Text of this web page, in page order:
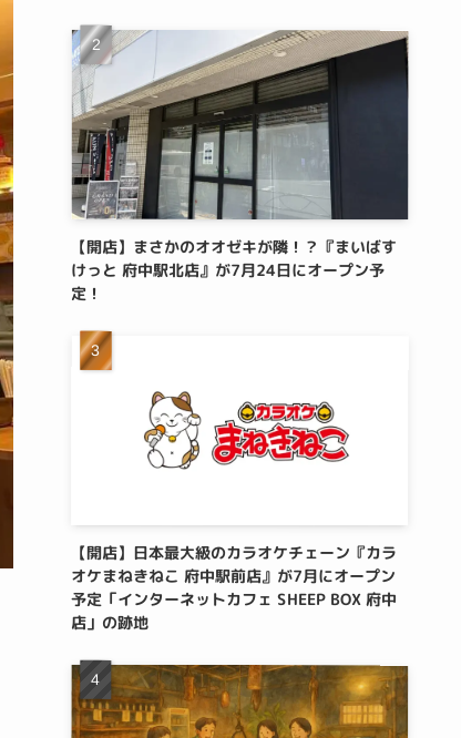
【開店】まさかのオオゼキが隣！？『まいばす
けっと 府中駅北店』が7月24日にオープン予
定！
【開店】日本最大級のカラオケチェーン『カラ
オケまねきねこ 府中駅前店』が7月にオープン
予定「インターネットカフェ SHEEP BOX 府中
店」の跡地